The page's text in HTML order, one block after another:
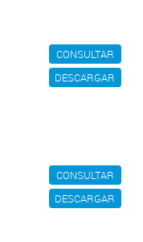
CONSULTAR
DESCARGAR
CONSULTAR
DESCARGAR